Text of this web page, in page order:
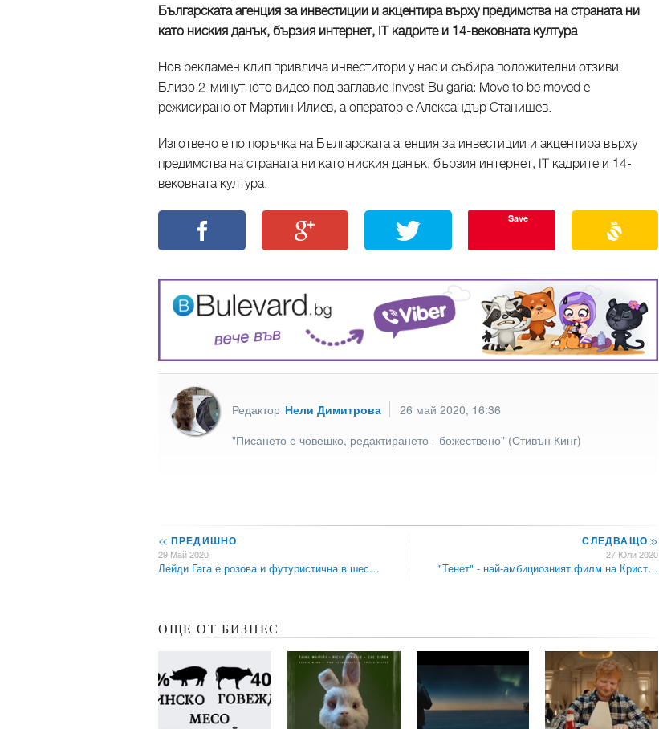
Българската агенция за инвестиции и акцентира върху предимства на страната ни
като ниския данък, бързия интернет, IT кадрите и 14-вековната култура
Нов рекламен клип привлича инвеститори у нас и събира положителни отзиви.
Близо 2-минутното видео под заглавие Invest Bulgaria: Move to be moved е
режисирано от Мартин Илиев, а оператор е Александър Станишев.
Изготвено е по поръчка на Българската агенция за инвестиции и акцентира върху
предимства на страната ни като ниския данък, бързия интернет, IT кадрите и 14-
вековната култура.
Save
Редактор Нели Димитрова
26 май 2020, 16:36
"Писането е човешко, редактирането - божествено" (Стивън Кинг)
<< ПРЕДИШНО
29 Май 2020
Лейди Гага е розова и футуристична в шес…
СЛЕДВАЩО>>
27 Юли 2020
"Тенет" - най-амбициозният филм на Крист…
ОЩЕ ОТ БИЗНЕС